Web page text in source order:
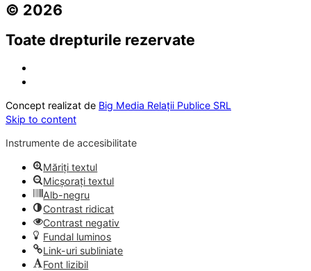
© 2026
Toate drepturile rezervate
Concept realizat de Big Media Relații Publice SRL
Skip to content
Instrumente de accesibilitate
Măriți textul
Micșorați textul
Alb-negru
Contrast ridicat
Contrast negativ
Fundal luminos
Link-uri subliniate
Font lizibil